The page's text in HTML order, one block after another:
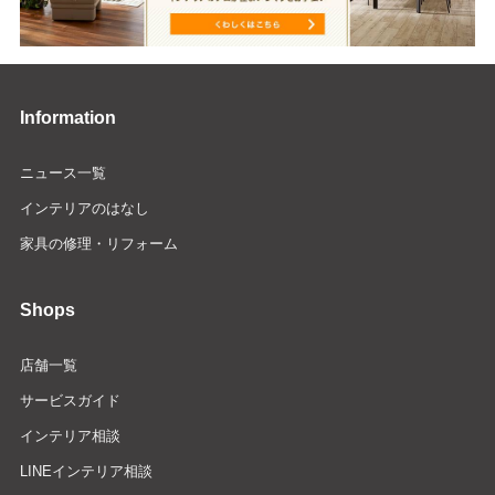
Information
ニュース一覧
インテリアのはなし
家具の修理・リフォーム
Shops
店舗一覧
サービスガイド
インテリア相談
LINEインテリア相談